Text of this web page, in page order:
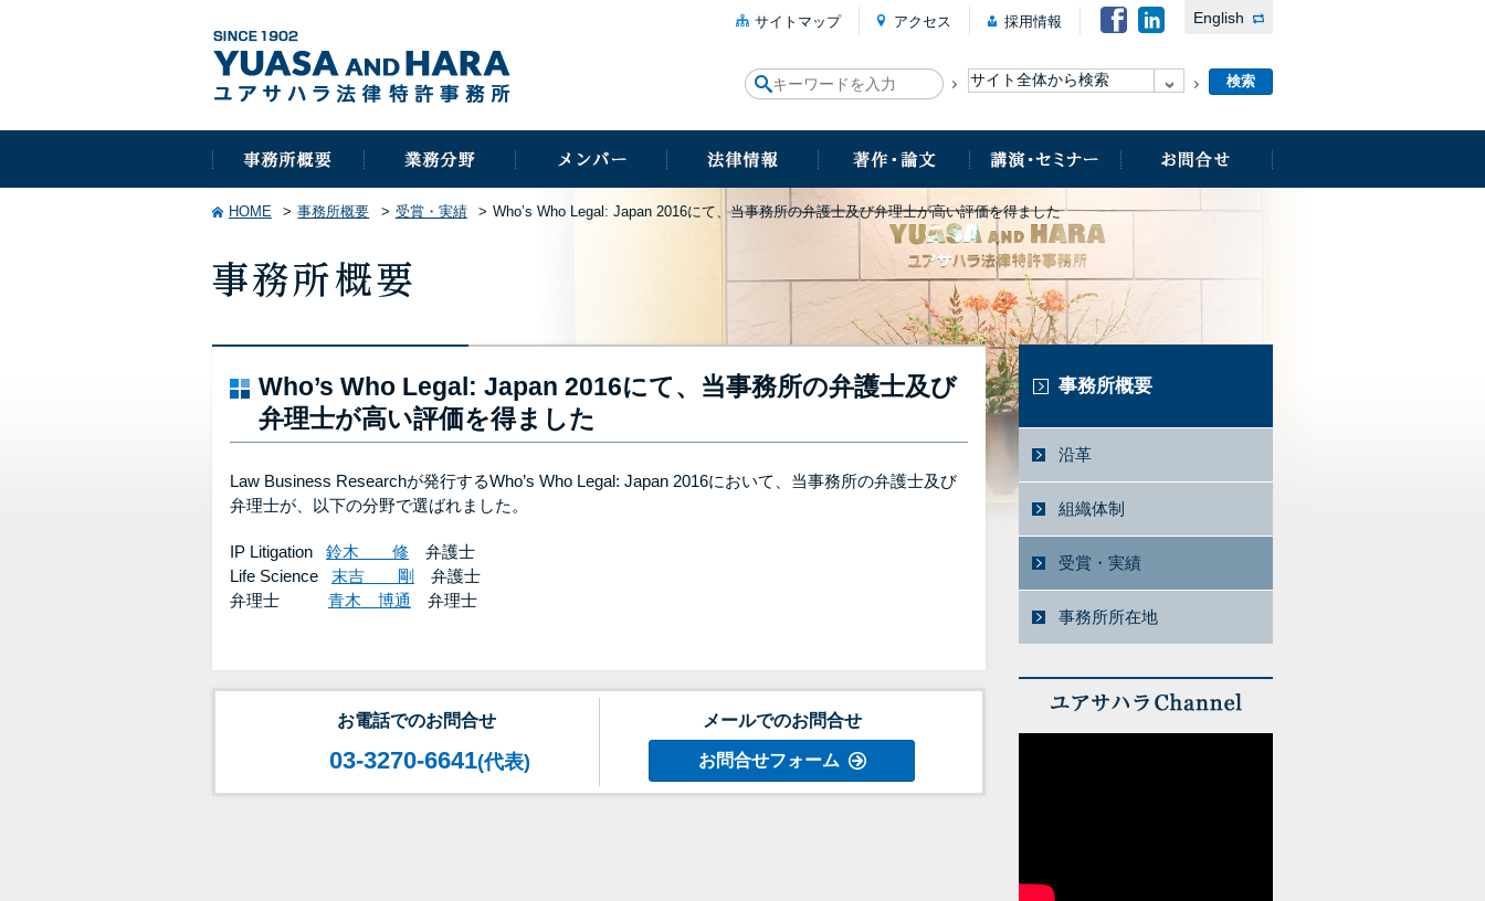
サイトマップ アクセス 採用情報 English
HOME 事務所概要 受賞・実績 Who’s Who Legal: Japan 2016にて、当事務所の弁護士及び弁理士が高い評価を得ました
Who’s Who Legal: Japan 2016にて、当事務所の弁護士及び
弁理士が高い評価を得ました
Law Business Researchが発行するWho’s Who Legal: Japan 2016において、当事務所の弁護士及び
弁理士が、以下の分野で選ばれました。
IP Litigation 鈴木 修 弁護士
Life Science 末吉 剛
弁護士
弁理士 青木 博通 弁理士
お電話でのお問合せ
03-3270-6641(代表)
メールでのお問合せ
お問合せフォーム
事務所概要
沿革
組織体制
受賞・実績
事務所所在地